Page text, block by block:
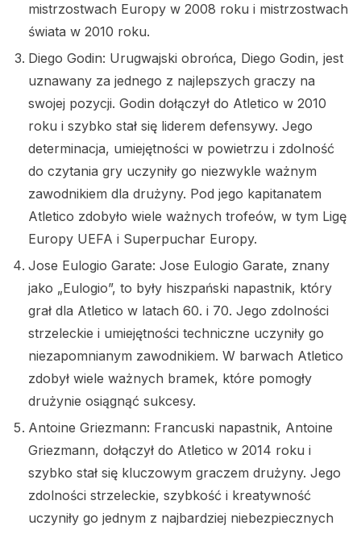
mistrzostwach Europy w 2008 roku i mistrzostwach
świata w 2010 roku.
Diego Godin: Urugwajski obrońca, Diego Godin, jest
uznawany za jednego z najlepszych graczy na
swojej pozycji. Godin dołączył do Atletico w 2010
roku i szybko stał się liderem defensywy. Jego
determinacja, umiejętności w powietrzu i zdolność
do czytania gry uczyniły go niezwykle ważnym
zawodnikiem dla drużyny. Pod jego kapitanatem
Atletico zdobyło wiele ważnych trofeów, w tym Ligę
Europy UEFA i Superpuchar Europy.
Jose Eulogio Garate: Jose Eulogio Garate, znany
jako „Eulogio”, to były hiszpański napastnik, który
grał dla Atletico w latach 60. i 70. Jego zdolności
strzeleckie i umiejętności techniczne uczyniły go
niezapomnianym zawodnikiem. W barwach Atletico
zdobył wiele ważnych bramek, które pomogły
drużynie osiągnąć sukcesy.
Antoine Griezmann: Francuski napastnik, Antoine
Griezmann, dołączył do Atletico w 2014 roku i
szybko stał się kluczowym graczem drużyny. Jego
zdolności strzeleckie, szybkość i kreatywność
uczyniły go jednym z najbardziej niebezpiecznych